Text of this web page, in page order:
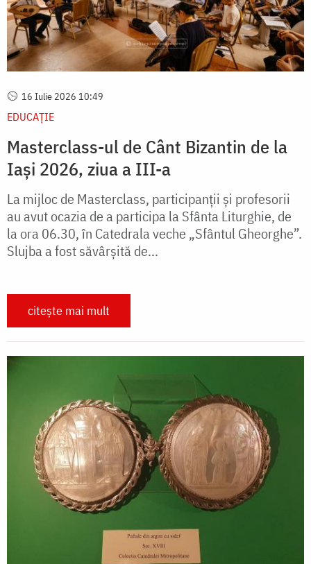
16 Iulie 2026 10:49
EDUCAŢIE
Masterclass-ul de Cânt Bizantin de la
Iași 2026, ziua a III-a
La mijloc de Masterclass, participanții și profesorii
au avut ocazia de a participa la Sfânta Liturghie, de
la ora 06.30, în Catedrala veche „Sfântul Gheorghe”.
Slujba a fost săvârșită de...
citește mai mult